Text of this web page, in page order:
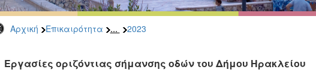
Αρχική Επικαιρότητα ... 2023
Εργασίες οριζόντιας σήμανσης οδών του Δήμου Ηρακλείου